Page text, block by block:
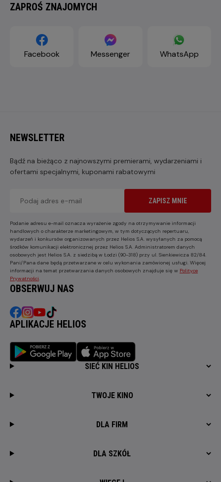
ZAPROŚ ZNAJOMYCH
Facebook Messenger WhatsApp
NEWSLETTER
Bądź na bieżąco z najnowszymi premierami, wydarzeniami i
ofertami specjalnymi, kuponami rabatowymi
ZAPISZ MNIE
Podanie adresu e-mail oznacza wyrażenie zgody na otrzymywanie informacji
handlowych o charakterze marketingowym, w tym dotyczących repertuaru,
wydarzeń i konkursów organizowanych przez Helios S.A. wysyłanych za pomocą
środków komunikacji elektronicznej przez Helios S.A. Administratorem danych
osobowych jest Helios S.A. z siedzibą w Łodzi (90-318) przy ul. Sienkiewicza 82/84.
Pani/Pana dane będą przetwarzane w celu wykonania zamówionej usługi. Więcej
informacji na temat przetwarzania danych osobowych znajduje się w Polityce
Prywatności
OBSERWUJ NAS
APLIKACJE HELIOS
SIEĆ KIN HELIOS
TWOJE KINO
DLA FIRM
DLA SZKÓŁ